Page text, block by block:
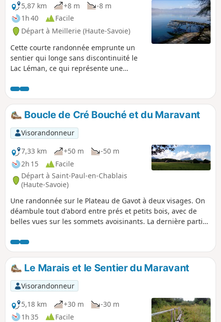
5,87 km
+8 m
-8 m
1h 40
Facile
Départ à Meillerie (Haute-Savoie)
Cette courte randonnée emprunte un
sentier qui longe sans discontinuité le
Lac Léman, ce qui représente une
situent très majoritairement dans des
propriétés privées. On bénéficie, d'un
côté, de très beaux points de vue sur la
rive opposée du lac et les Alpes
Vaudoises et, de l'autre côté, d'une vue
sur les à-pics qui surplombent le lac.
Boucle de Cré Bouché et du Maravant
Visorandonneur
7,33 km
+50 m
-50 m
2h 15
Facile
Départ à Saint-Paul-en-Chablais
(Haute-Savoie)
Une randonnée sur le Plateau de Gavot à deux visages. On
déambule tout d'abord entre prés et petits bois, avec de
belles vues sur les sommets avoisinants. La dernière partie
le long de la rivière Maravant.
Le Marais et le Sentier du Maravant
Visorandonneur
5,18 km
+30 m
-30 m
1h 35
Facile